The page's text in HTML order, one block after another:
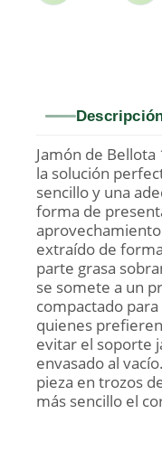
Jamón de
la solución
sencillo y una
forma de
extraído de
parte grasa
se somete a un
compactado
quienes
evitar el soporte
envasado al
pieza en trozos
más sencillo el